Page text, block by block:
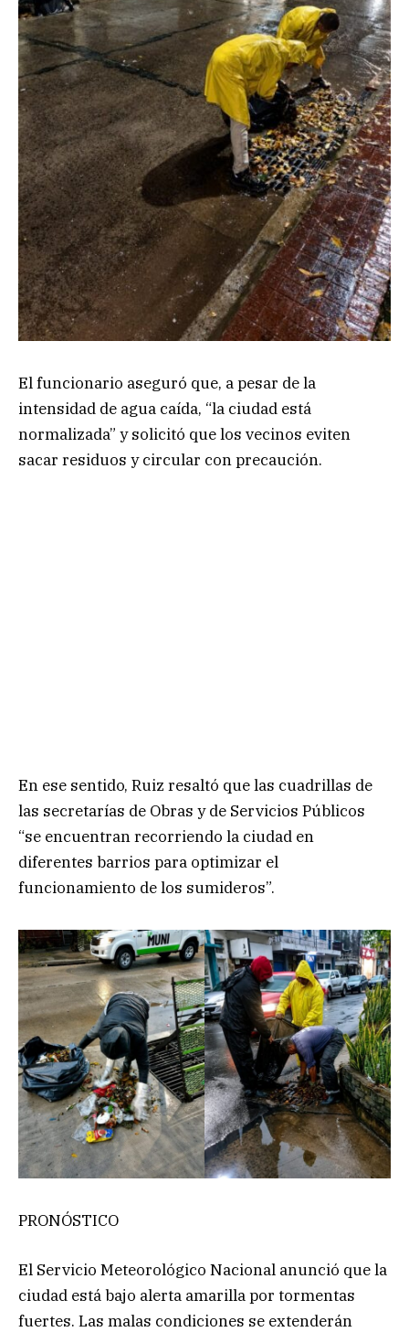
El funcionario aseguró que, a pesar de la
intensidad de agua caída, “la ciudad está
normalizada” y solicitó que los vecinos eviten
sacar residuos y circular con precaución.
En ese sentido, Ruiz resaltó que las cuadrillas de
las secretarías de Obras y de Servicios Públicos
“se encuentran recorriendo la ciudad en
diferentes barrios para optimizar el
funcionamiento de los sumideros”.
PRONÓSTICO
El Servicio Meteorológico Nacional anunció que la
ciudad está bajo alerta amarilla por tormentas
fuertes. Las malas condiciones se extenderán